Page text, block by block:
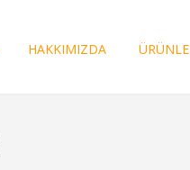
HAKKIMIZDA